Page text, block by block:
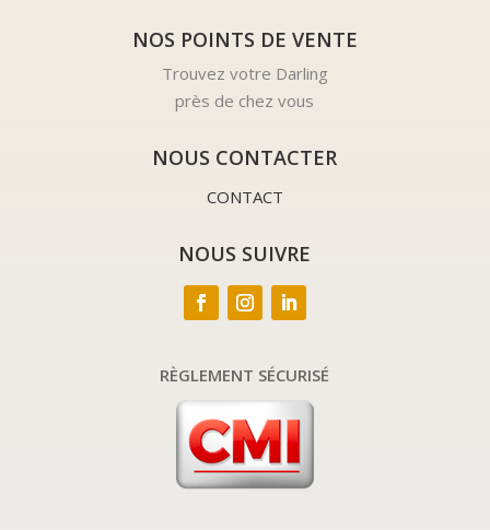
NOS POINTS DE VENTE
Trouvez votre Darling
près de chez vous
NOUS CONTACTER
CONTACT
NOUS SUIVRE
RÈGLEMENT SÉCURISÉ